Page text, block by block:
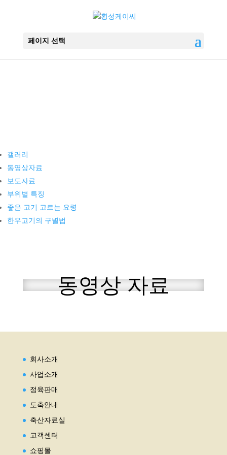
페이지 선택
갤러리
동영상자료
보도자료
부위별 특징
좋은 고기 고르는 요령
한우고기의 구별법
동영상 자료
회사소개
사업소개
정육판매
도축안내
축산자료실
고객센터
쇼핑몰